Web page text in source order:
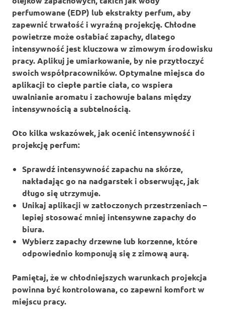
perfumowane (EDP) lub ekstrakty perfum, aby
zapewnić trwałość i wyraźną projekcję. Chłodne
powietrze może osłabiać zapachy, dlatego
intensywność jest kluczowa w zimowym środowisku
pracy. Aplikuj je umiarkowanie, by nie przytłoczyć
swoich współpracowników. Optymalne miejsca do
aplikacji to ciepłe partie ciała, co wspiera
uwalnianie aromatu i zachowuje balans między
intensywnością a subtelnością.
Oto kilka wskazówek, jak ocenić intensywność i
projekcję perfum:
Sprawdź intensywność zapachu na skórze,
nakładając go na nadgarstek i obserwując, jak
długo się utrzymuje.
Unikaj aplikacji w zatłoczonych przestrzeniach –
lepiej stosować mniej intensywne zapachy do
biura.
Wybierz zapachy drzewne lub korzenne, które
odpowiednio komponują się z zimową aurą.
Pamiętaj, że w chłodniejszych warunkach projekcja
powinna być kontrolowana, co zapewni komfort w
miejscu pracy.